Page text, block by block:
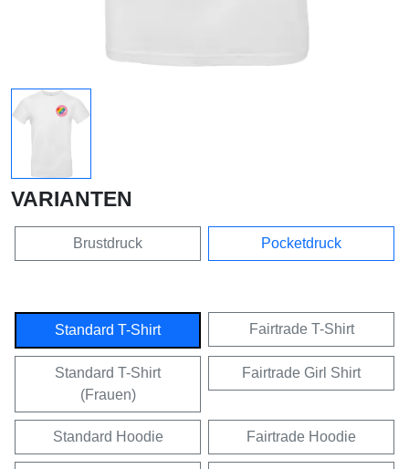
VARIANTEN
Brustdruck Pocketdruck
Standard T-Shirt Fairtrade T-Shirt
Standard T-Shirt
(Frauen)
Fairtrade Girl Shirt
Standard Hoodie Fairtrade Hoodie